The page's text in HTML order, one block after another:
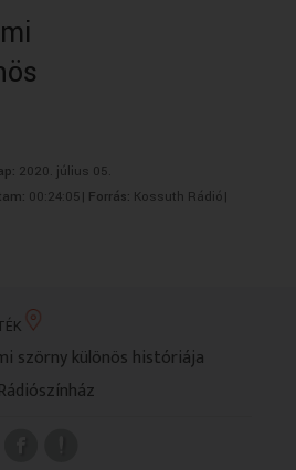
2020. július 05.
00:24:05| Forrás: Kossuth Rádió|
szörny különös históriája
Rádiószínház